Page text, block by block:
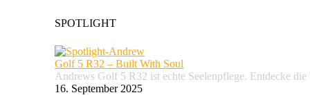
SPOTLIGHT
Golf 5 R32 – Built With Soul
Andrews Golf 5 R32 ist echte Seelenpflege. Entdecke
16. September 2025